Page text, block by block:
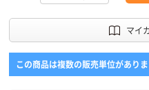
マイ
この商品は複数の販売単位があり